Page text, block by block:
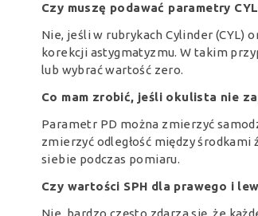
Czy muszę podawać parametry
Nie, jeśli w rubrykach Cylinder (CYL)
korekcji astygmatyzmu. W takim
lub wybrać wartość zero.
Co mam zrobić, jeśli okulista nie
Parametr PD można zmierzyć
zmierzyć odległość między
siebie podczas pomiaru.
Czy wartości SPH dla prawego i
Nie, bardzo często zdarza się, że